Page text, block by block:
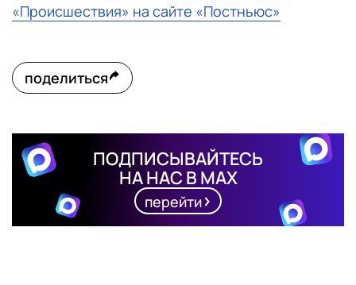
«Происшествия» на сайте «Постньюс»
поделиться
ПОДПИСЫВАЙТЕСЬ
НА НАС В MAX
перейти